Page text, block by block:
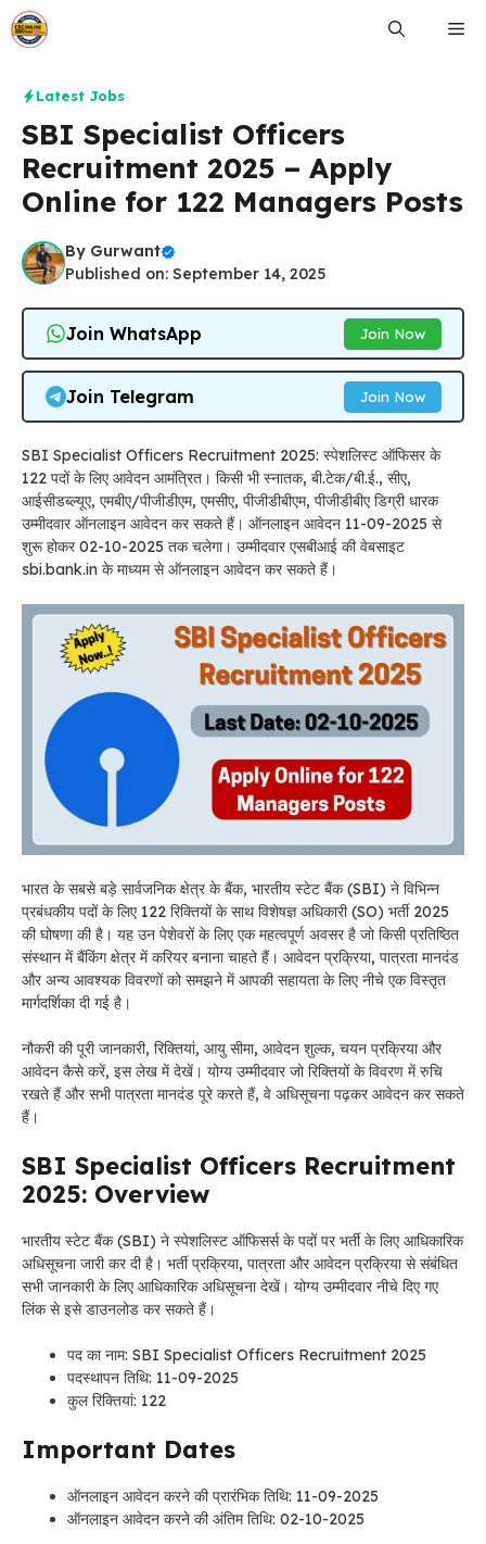
Skip
to
Latest Jobs
SBI Specialist Officers
Recruitment 2025 – Apply
Online for 122 Managers Posts
By Gurwant
Published on: September 14, 2025
Join WhatsApp Join Now
Join Telegram Join Now
SBI Specialist Officers Recruitment 2025: स्पेशलिस्ट ऑफिसर के
122 पदों के लिए आवेदन आमंत्रित। किसी भी स्नातक, बी.टेक/बी.ई., सीए,
आईसीडब्ल्यूए, एमबीए/पीजीडीएम, एमसीए, पीजीडीबीएम, पीजीडीबीए डिग्री धारक
उम्मीदवार ऑनलाइन आवेदन कर सकते हैं। ऑनलाइन आवेदन 11-09-2025 से
शुरू होकर 02-10-2025 तक चलेगा। उम्मीदवार एसबीआई की वेबसाइट
sbi.bank.in के माध्यम से ऑनलाइन आवेदन कर सकते हैं।
भारत के सबसे बड़े सार्वजनिक क्षेत्र के बैंक, भारतीय स्टेट बैंक (SBI) ने विभिन्न
प्रबंधकीय पदों के लिए 122 रिक्तियों के साथ विशेषज्ञ अधिकारी (SO) भर्ती 2025
की घोषणा की है। यह उन पेशेवरों के लिए एक महत्वपूर्ण अवसर है जो किसी प्रतिष्ठित
संस्थान में बैंकिंग क्षेत्र में करियर बनाना चाहते हैं। आवेदन प्रक्रिया, पात्रता मानदंड
और अन्य आवश्यक विवरणों को समझने में आपकी सहायता के लिए नीचे एक विस्तृत
मार्गदर्शिका दी गई है।
नौकरी की पूरी जानकारी, रिक्तियां, आयु सीमा, आवेदन शुल्क, चयन प्रक्रिया और
आवेदन कैसे करें, इस लेख में देखें। योग्य उम्मीदवार जो रिक्तियों के विवरण में रुचि
रखते हैं और सभी पात्रता मानदंड पूरे करते हैं, वे अधिसूचना पढ़कर आवेदन कर सकते
हैं।
SBI Specialist Officers Recruitment
2025: Overview
भारतीय स्टेट बैंक (SBI) ने स्पेशलिस्ट ऑफिसर्स के पदों पर भर्ती के लिए आधिकारिक
अधिसूचना जारी कर दी है। भर्ती प्रक्रिया, पात्रता और आवेदन प्रक्रिया से संबंधित
सभी जानकारी के लिए आधिकारिक अधिसूचना देखें। योग्य उम्मीदवार नीचे दिए गए
लिंक से इसे डाउनलोड कर सकते हैं।
पद का नाम: SBI Specialist Officers Recruitment 2025
पदस्थापन तिथि: 11-09-2025
कुल रिक्तियां: 122
Important Dates
ऑनलाइन आवेदन करने की प्रारंभिक तिथि: 11-09-2025
ऑनलाइन आवेदन करने की अंतिम तिथि: 02-10-2025